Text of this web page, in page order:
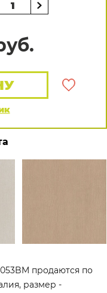
продаются по
размер -